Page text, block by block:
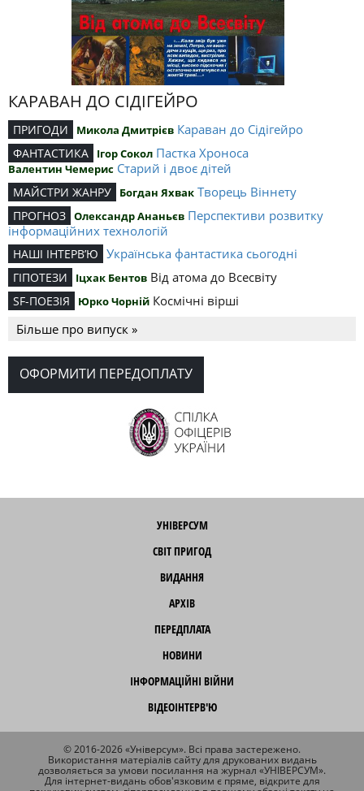
КАРАВАН ДО СІДІГЕЙРО
ПРИГОДИ Микола Дмитрієв Караван до Сідігейро
ФАНТАСТИКА Ігор Сокол Пастка Хроноса
Валентин Чемерис Старий і двоє дітей
МАЙСТРИ ЖАНРУ Богдан Яхвак Творець Віннету
ПРОГНОЗ Олександр Ананьєв Перспективи розвитку
інформаційних технологій
НАШІ ІНТЕРВ’Ю Українська фантастика сьогодні
ГІПОТЕЗИ Іцхак Бентов Від атома до Всесвіту
SF-ПОЕЗІЯ Юрко Чорній Космічні вірші
Більше про випуск »
ОФОРМИТИ ПЕРЕДОПЛАТУ
УНІВЕРСУМ
СВІТ ПРИГОД
ВИДАННЯ
АРХІВ
ПЕРЕДПЛАТА
НОВИНИ
ІНФОРМАЦІЙНІ ВІЙНИ
ВІДЕОІНТЕРВ'Ю
© 2016-2026 «Універсум». Всі права застережено.
Використання матеріалів сайту для друкованих видань
дозволяється за умови посилання на журнал «УНІВЕРСУМ».
Для інтернет-видань обов'язковим є пряме, відкрите для